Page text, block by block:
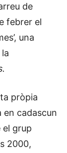
de
febrer el
una
pròpia
en cadascun
el grup
2000,